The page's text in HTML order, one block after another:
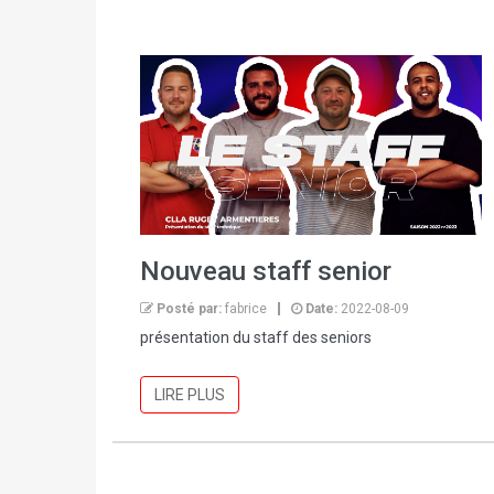
Nouveau staff senior
Posté par: fabrice Date: 2022-08-09
présentation du staff des seniors
LIRE PLUS